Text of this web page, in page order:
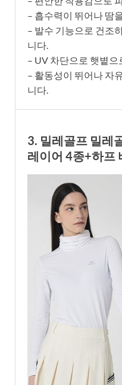
– 흡수력이 뛰어나 땀
– 발수 기능으로 건조
니다.
– UV 차단으로 햇볕
– 활동성이 뛰어나 자
니다.
3. 밀레골프 밀레
레이어 4종+하프